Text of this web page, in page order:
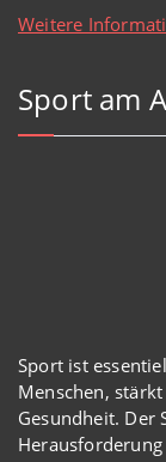
Weitere
Sport am
Sport ist
Menschen,
Gesundheit. Der